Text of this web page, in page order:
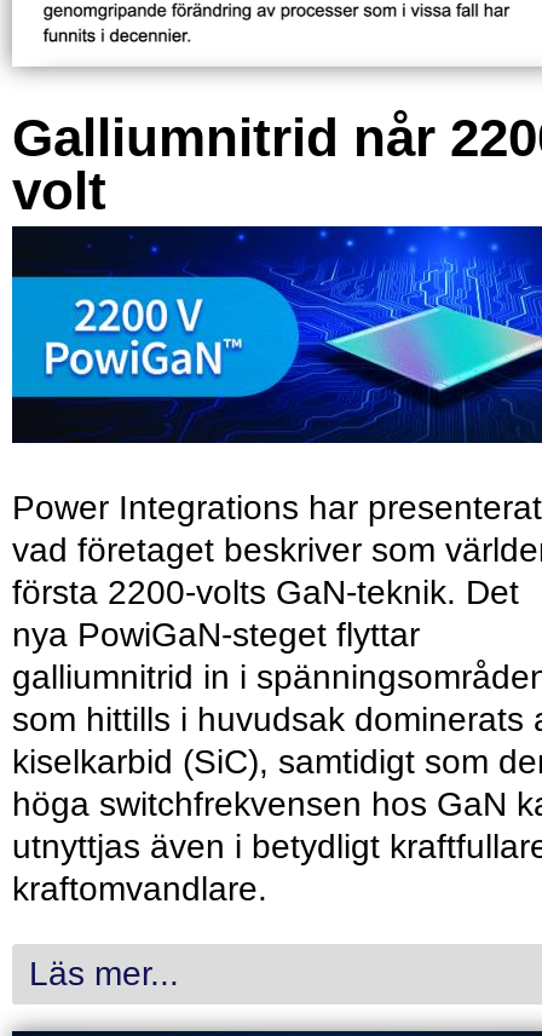
Galliumnitrid når
volt
Power Integrations har presenterat
vad företaget beskriver som
första 2200-volts GaN-teknik. Det
nya PowiGaN-steget flyttar
galliumnitrid in i
som hittills i huvudsak dominerats
kiselkarbid (SiC), samtidigt som
höga switchfrekvensen hos GaN
utnyttjas även i betydligt
kraftomvandlare.
Läs mer...